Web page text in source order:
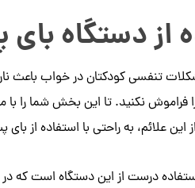
از دستگاه
تنفسی کودکتان در خواب باعث
فراموش نکنید. تا این بخش شما را با
این علائم، به راحتی با استفاده از بای
درست از این دستگاه است که در